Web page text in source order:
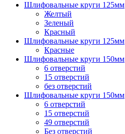
Шлифовальные круги 125мм
Желтый
Зеленый
Красный
Шлифовальные круги 125мм
Красные
Шлифовальные круги 150мм
6 отверстий
15 отверстий
без отверстий
Шлифовальные круги 150мм
6 отверстий
15 отверстий
49 отверстий
Без отверстий